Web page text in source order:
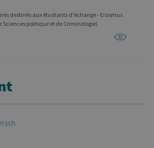
destinés aux étudiants d'échange - Erasmus
Sciences politique et de Criminologie)